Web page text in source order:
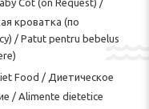
Cot (on Request) /
кроватка (по
/ Patut pentru bebelus
Food / Диетическое
/ Alimente dietetice